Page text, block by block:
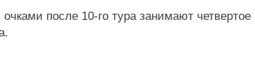
после 10-го тура занимают